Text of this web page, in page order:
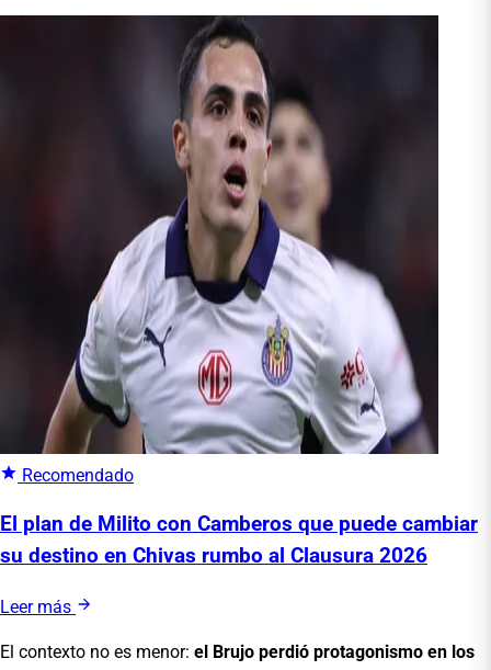
Recomendado
El plan de Milito con Camberos que puede cambiar
su destino en Chivas rumbo al Clausura 2026
Leer más
El contexto no es menor: el Brujo perdió protagonismo en los